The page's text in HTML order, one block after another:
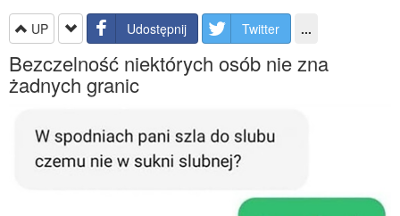
UP Udostępnij Twitter ...
Bezczelność niektórych osób nie zna
żadnych granic